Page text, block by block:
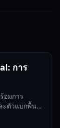
การ
อมการ
ะตัวแบกพื้น